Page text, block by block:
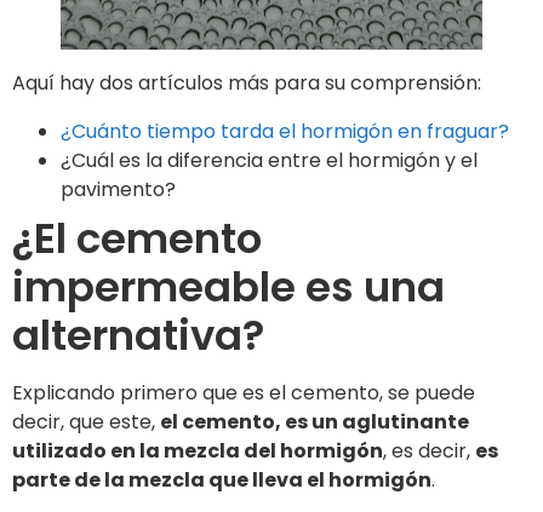
Aquí hay dos artículos más para su comprensión:
¿Cuánto tiempo tarda el hormigón en fraguar?
¿Cuál es la diferencia entre el hormigón y el
pavimento?
¿El cemento
impermeable es una
alternativa?
Explicando primero que es el cemento, se puede
decir, que este, el cemento, es un aglutinante
utilizado en la mezcla del hormigón, es decir, es
parte de la mezcla que lleva el hormigón.